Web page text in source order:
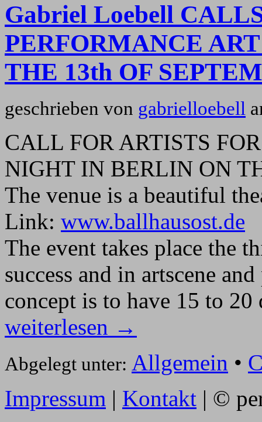
Gabriel Loebell
PERFORMANCE
THE 13th OF
geschrieben von gabrielloebell
CALL FOR ARTISTS
NIGHT IN BERLIN ON
The venue is a beautiful
Link: www.ballhausost.de
The event takes place the
success and in artscene
concept is to have 15 to
weiterlesen →
Abgelegt unter: Allgemein •
Impressum | Kontakt | ©